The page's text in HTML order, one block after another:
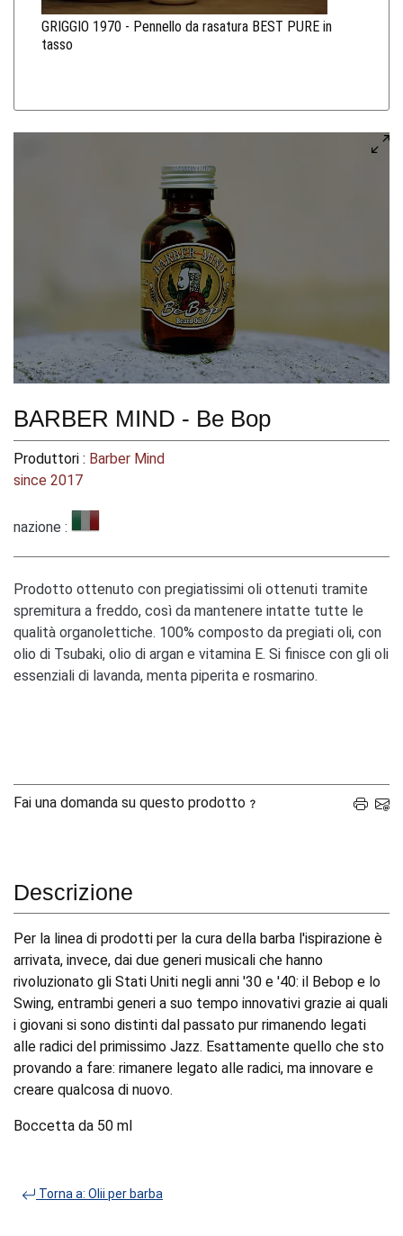
GRIGGIO 1970 - Pennello da rasatura BEST PURE in
tasso
BARBER MIND - Be Bop
Produttori : Barber Mind
since 2017
nazione :
Prodotto ottenuto con pregiatissimi oli ottenuti tramite
spremitura a freddo, così da mantenere intatte tutte le
qualità organolettiche. 100% composto da pregiati oli, con
olio di Tsubaki, olio di argan e vitamina E. Si finisce con gli oli
essenziali di lavanda, menta piperita e rosmarino.
Fai una domanda su questo prodotto
Descrizione
Per la linea di prodotti per la cura della barba l'ispirazione è
arrivata, invece, dai due generi musicali che hanno
rivoluzionato gli Stati Uniti negli anni '30 e '40: il Bebop e lo
Swing, entrambi generi a suo tempo innovativi grazie ai quali
i giovani si sono distinti dal passato pur rimanendo legati
alle radici del primissimo Jazz. Esattamente quello che sto
provando a fare: rimanere legato alle radici, ma innovare e
creare qualcosa di nuovo.
Boccetta da 50 ml
Torna a: Olii per barba